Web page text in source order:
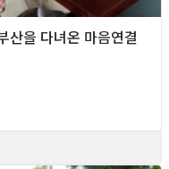
을 다녀온 마음연결